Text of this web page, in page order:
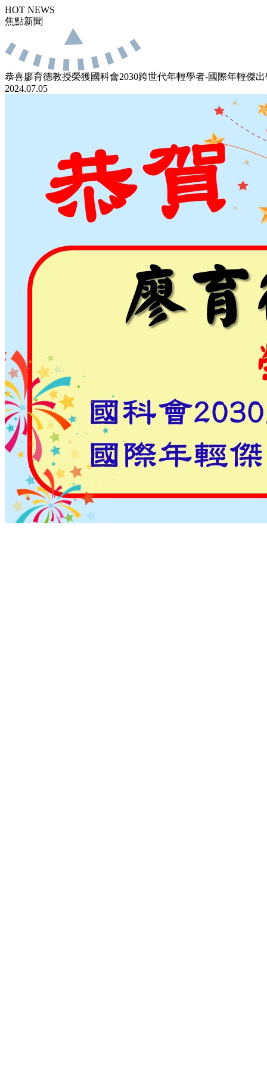
HOT NEWS
焦點新聞
恭喜廖育德教授榮獲國科會2030跨世代年輕學者-國際年輕傑
2024.07.05